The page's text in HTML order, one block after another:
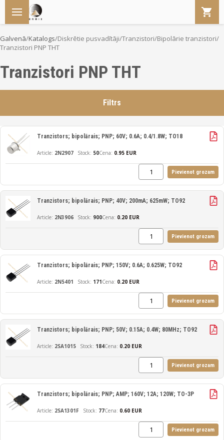
Galvenā/Katalogs/Diskrētie pusvadītāji/Tranzistori/Bipolārie tranzistori/
Tranzistori PNP THT
Tranzistori PNP THT
Filtrs
2N2907
Tranzistors; bipolārais; PNP; 60V; 0.6A; 0.4/1.8W; TO18
50Cena: 0.95 EUR
Pievienot grozam
2N3906
Tranzistors; bipolārais; PNP; 40V; 200mA; 625mW; TO92
900Cena: 0.20 EUR
Pievienot grozam
2N5401
Tranzistors; bipolārais; PNP; 150V; 0.6A; 0.625W; TO92
171Cena: 0.20 EUR
Pievienot grozam
2SA1015
Tranzistors; bipolārais; PNP; 50V; 0.15A; 0.4W; 80MHz; TO92
184Cena: 0.20 EUR
Pievienot grozam
2SA1301F
Tranzistors; bipolārais; PNP; AMP; 160V; 12A; 120W; TO-3P
77Cena: 0.60 EUR
Pievienot grozam